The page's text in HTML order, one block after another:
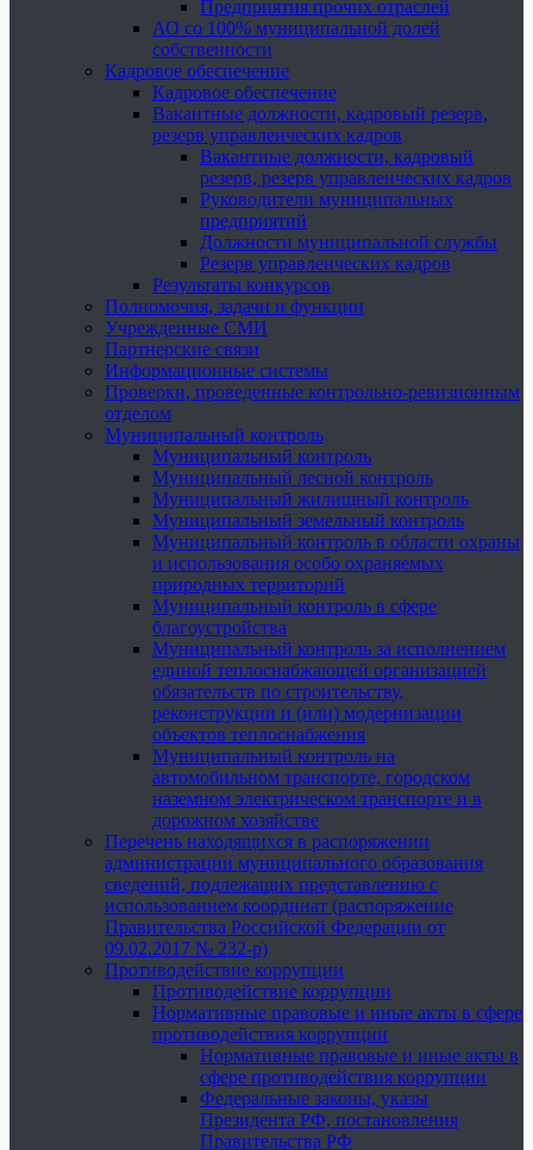
Предприятия прочих отраслей
АО со 100% муниципальной долей
собственности
Кадровое обеспечение
Кадровое обеспечение
Вакантные должности, кадровый резерв,
резерв управленческих кадров
Вакантные должности, кадровый
резерв, резерв управленческих кадров
Руководители муниципальных
предприятий
Должности муниципальной службы
Резерв управленческих кадров
Результаты конкурсов
Полномочия, задачи и функции
Учрежденные СМИ
Партнерские связи
Информационные системы
Проверки, проведенные контрольно-ревизионным
отделом
Муниципальный контроль
Муниципальный контроль
Муниципальный лесной контроль
Муниципальный жилищный контроль
Муниципальный земельный контроль
Муниципальный контроль в области охраны
и использования особо охраняемых
природных территорий
Муниципальный контроль в сфере
благоустройства
Муниципальный контроль за исполнением
единой теплоснабжающей организацией
обязательств по строительству,
реконструкции и (или) модернизации
объектов теплоснабжения
Муниципальный контроль на
автомобильном транспорте, городском
наземном электрическом транспорте и в
дорожном хозяйстве
Перечень находящихся в распоряжении
администрации муниципального образования
сведений, подлежащих представлению с
использованием координат (распоряжение
Правительства Российской Федерации от
09.02.2017 № 232-р)
Противодействие коррупции
Противодействие коррупции
Нормативные правовые и иные акты в сфере
противодействия коррупции
Нормативные правовые и иные акты в
сфере противодействия коррупции
Федеральные законы, указы
Президента РФ, постановления
Правительства РФ